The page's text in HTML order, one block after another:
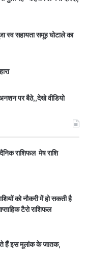
स्व सहायता समूह घोटाले का
अनशन पर बैठे,,देखे वीडियो
राशिफल मेष राशि
को नौकरी में हो सकती है
टैरो राशिफल
हैं इस मूलांक के जातक,